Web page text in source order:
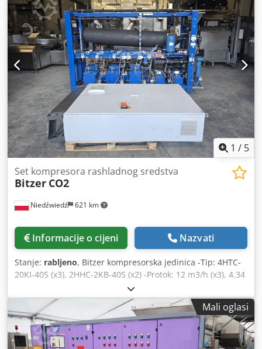
1 / 5
Niedźwiedź 621 km
Set kompresora rashladnog sredstva
Bitzer CO2
Informacije o cijeni Nazvati
Stanje: rabljeno, Bitzer kompresorska jedinica -Tip: 4HTC-
20KI-40S (x3), 2HHC-2KB-40S (x2) -Protok: 12 m3/h (x3), 4.34
m3/h (x2) -Upravljački ormar uključen -Dimenzije: 3200 x
870 x 1850 mm -Dimenzije ormara: 2050 x 1200 mm
Dedpfjy Aw S Nsx Agxock -Stanje na skladištu: 1 komad -
Skladišni broj: Z122 -Stanje: Rabljeno, vrlo dobro, testirano,
spremno za rad
Mali oglasi